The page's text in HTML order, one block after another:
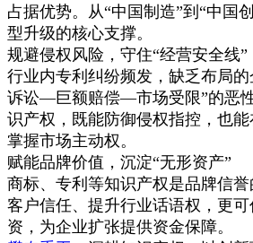
占据优势。从“中国制造”到“中国
型升级的核心支撑。
规避侵权风险，守住“经营安全线”
行业内专利纠纷频发，缺乏布局
诉讼—巨额赔偿—市场受限”的恶
识产权，既能防御侵权指控，也能
掌握市场主动权。
赋能品牌价值，沉淀“无形资产”
商标、专利等知识产权是品牌信
客户信任、提升行业话语权，更
资，为企业扩张提供资金保障。